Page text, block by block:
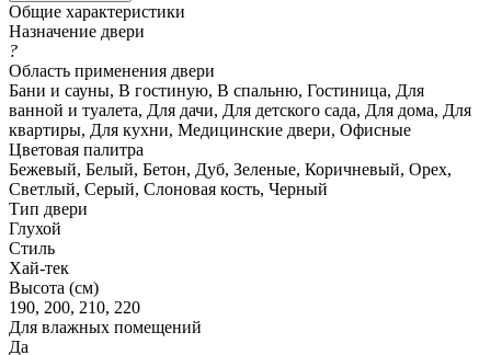
Общие характеристики
Назначение двери
?
Область применения двери
Бани и сауны, В гостиную, В спальню, Гостиница, Для
ванной и туалета, Для дачи, Для детского сада, Для дома, Для
квартиры, Для кухни, Медицинские двери, Офисные
Цветовая палитра
Бежевый, Белый, Бетон, Дуб, Зеленые, Коричневый, Орех,
Светлый, Серый, Слоновая кость, Черный
Тип двери
Глухой
Стиль
Хай-тек
Высота (см)
190, 200, 210, 220
Для влажных помещений
Да